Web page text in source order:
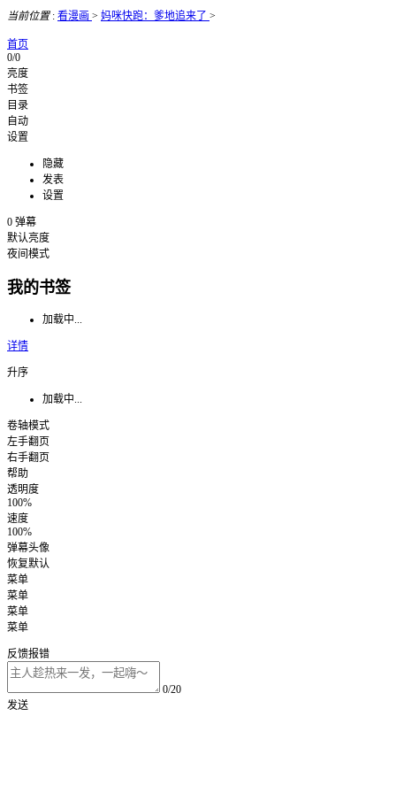
当前位置: 看漫画 > 妈咪快跑：爹地追来了 >
首页
0/0
亮度
书签
目录
自动
设置
隐藏
发表
设置
0 弹幕
默认亮度
夜间模式
我的书签
加载中...
详情
升序
加载中...
卷轴模式
左手翻页
右手翻页
帮助
透明度
100%
速度
100%
弹幕头像
恢复默认
菜单
菜单
菜单
菜单
反馈报错
0/20
发送